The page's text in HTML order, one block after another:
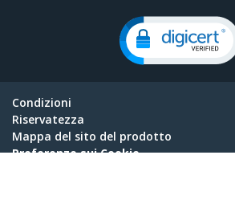
Condizioni
Riservatezza
Mappa del sito del prodotto
Preferenze sui Cookie